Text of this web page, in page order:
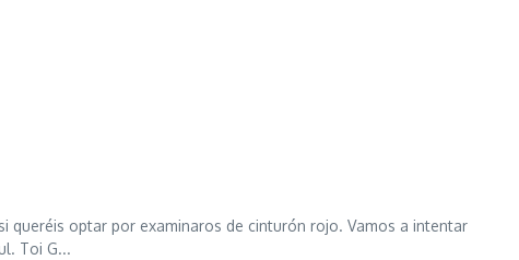
queréis optar por examinaros de cinturón rojo. Vamos a intentar
Toi G...